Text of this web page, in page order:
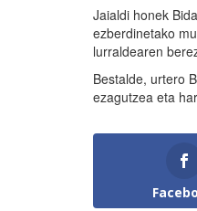
Jaialdi honek
ezberdinetako
lurraldearen
Bestalde, urtero
ezagutzea eta